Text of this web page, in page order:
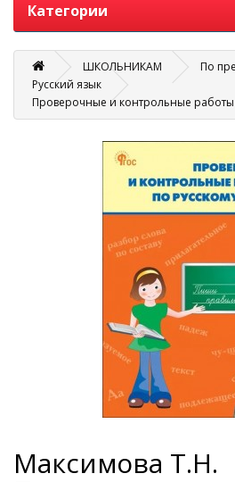
Категории
ШКОЛЬНИКАМ
По
Русский язык
Проверочные и контрольные работы
Максимова Т.Н.